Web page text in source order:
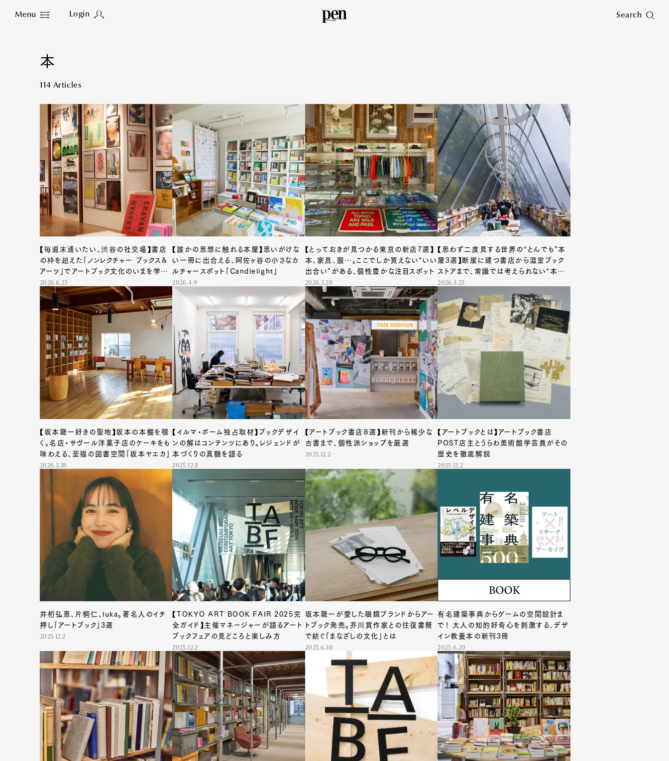
Menu Login Search
Close
本
114 Articles
【毎週末通いたい、渋谷の社交場】書店
の枠を超えた「ノンレクチャー ブックス&
アーツ」でアートブック文化のいまを学ぼ
う
2026.6.23
【誰かの思想に触れる本屋】思いがけな
い一冊に出合える、阿佐ヶ谷の小さなカ
ルチャースポット「Candlelight」
2026.4.9
【とっておきが見つかる東京の新店7選】
本、家具、服…。ここでしか買えない“いい
出合い”がある、個性豊かな注目スポット
2026.3.28
【思わず二度見する世界の“とんでも”本
屋3選】断崖に建つ書店から温室ブック
ストアまで、常識では考えられない“本の
ある風景”
2026.3.25
【坂本龍一好きの聖地】坂本の本棚を覗
く。名店・サヴール洋菓子店のケーキをも
味わえる、至福の図書空間「坂本ヤエカ」
2026.3.18
【イルマ・ボーム独占取材】ブックデザイ
ンの解はコンテンツにあり。レジェンドが
本づくりの真髄を語る
2025.12.8
【アートブック書店８選】新刊から稀少な
古書まで、個性派ショップを厳選
2025.12.2
【アートブックとは】アートブック書店
POST店主とうらわ美術館学芸員がその
歴史を徹底解説
2025.12.2
井桁弘恵、片桐仁、luka。著名人のイチ
押し「アートブック」3選
2025.12.2
【TOKYO ART BOOK FAIR 2025完
全ガイド】主催マネージャーが語るアート
ブックフェアの見どころと楽しみ方
2025.12.2
坂本龍一が愛した眼鏡ブランドからアー
トブック発売。芥川賞作家との往復書簡
で紡ぐ「まなざしの文化」とは
2025.6.30
有名建築事典からゲームの空間設計ま
で！ 大人の知的好奇心を刺激する、デザ
イン教養本の新刊3冊
2025.6.20